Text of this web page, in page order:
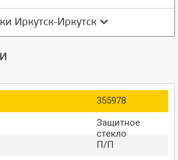
Иркутск-Иркутск
355978
Защитное
стекло
П/П